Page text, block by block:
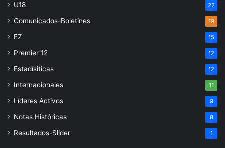
U18 22
Comunicados-Boletines 19
FZ 15
Premier 12 12
Estadísiticas 12
Internacionales 11
Líderes Activos 9
Notas Históricas 8
Resultados-Slider 1